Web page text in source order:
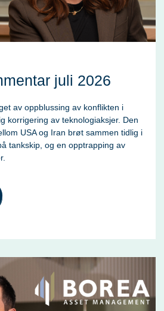
juli 2026
av oppblussing av konflikten i
korrigering av teknologiaksjer. Den
USA og Iran brøt sammen tidlig i
tankskip, og en opptrapping av